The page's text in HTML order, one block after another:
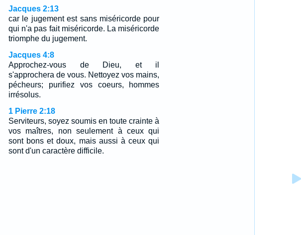
Jacques 2:13
car le jugement est sans miséricorde pour
qui n'a pas fait miséricorde. La miséricorde
triomphe du jugement.
Jacques 4:8
Approchez-vous de Dieu, et il
s'approchera de vous. Nettoyez vos mains,
pécheurs; purifiez vos coeurs, hommes
irrésolus.
1 Pierre 2:18
Serviteurs, soyez soumis en toute crainte à
vos maîtres, non seulement à ceux qui
sont bons et doux, mais aussi à ceux qui
sont d'un caractère difficile.